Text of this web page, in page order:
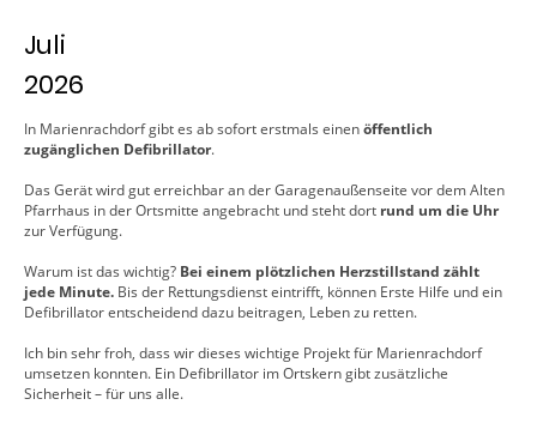
Juli
2026
In Marienrachdorf gibt es ab sofort erstmals einenöffentlich
zugänglichen Defibrillator.
Das Gerät wird gut erreichbar an der Garagenaußenseite vor dem Alten
Pfarrhaus in der Ortsmitte angebracht und steht dort rund um die Uhr
zur Verfügung.
Warum ist das wichtig? Bei einem plötzlichen Herzstillstand zählt
jede Minute. Bis der Rettungsdienst eintrifft, können Erste Hilfe und ein
Defibrillator entscheidend dazu beitragen, Leben zu retten.
Ich bin sehr froh, dass wir dieses wichtige Projekt für Marienrachdorf
umsetzen konnten. Ein Defibrillator im Ortskern gibt zusätzliche
Sicherheit – für uns alle.